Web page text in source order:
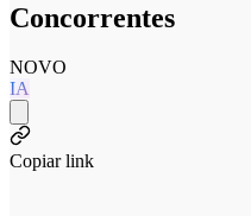
Concorrentes
NOVO
IA
Copiar link